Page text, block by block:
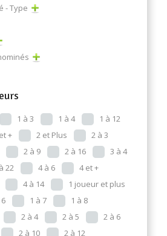
- Type
1 à 3 1 à 4
1 à 12
+ 2 et Plus
2 à 3
2 à 9 2 à 16
3 à 4
22 4 à 6
4 et +
4 à 14
1 joueur et plus
1 à 7
1 à 8
2 à 4 2 à 5
2 à 6
2 à 10
2 à 12